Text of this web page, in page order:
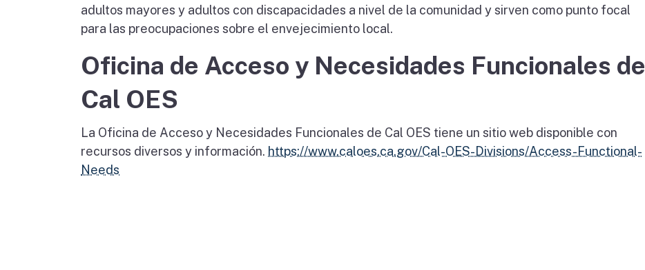
adultos mayores y adultos con discapacidades a nivel de la comunidad y sirven como punto focal
para las preocupaciones sobre el envejecimiento local.
Oficina de Acceso y Necesidades Funcionales de
Cal OES
La Oficina de Acceso y Necesidades Funcionales de Cal OES tiene un sitio web disponible con
recursos diversos y información. https://www.caloes.ca.gov/Cal-OES-Divisions/Access-Functional-
Needs